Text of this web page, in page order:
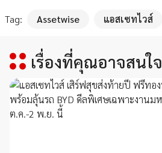
Tag: Assetwise แอสเซทไวส์
เรื่องที่คุณอาจสนใจ